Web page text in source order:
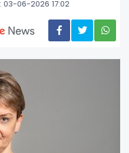
06-2026 17:02